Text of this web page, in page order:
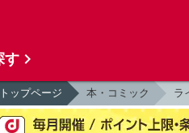
トップページ 本・コミック ラ
す